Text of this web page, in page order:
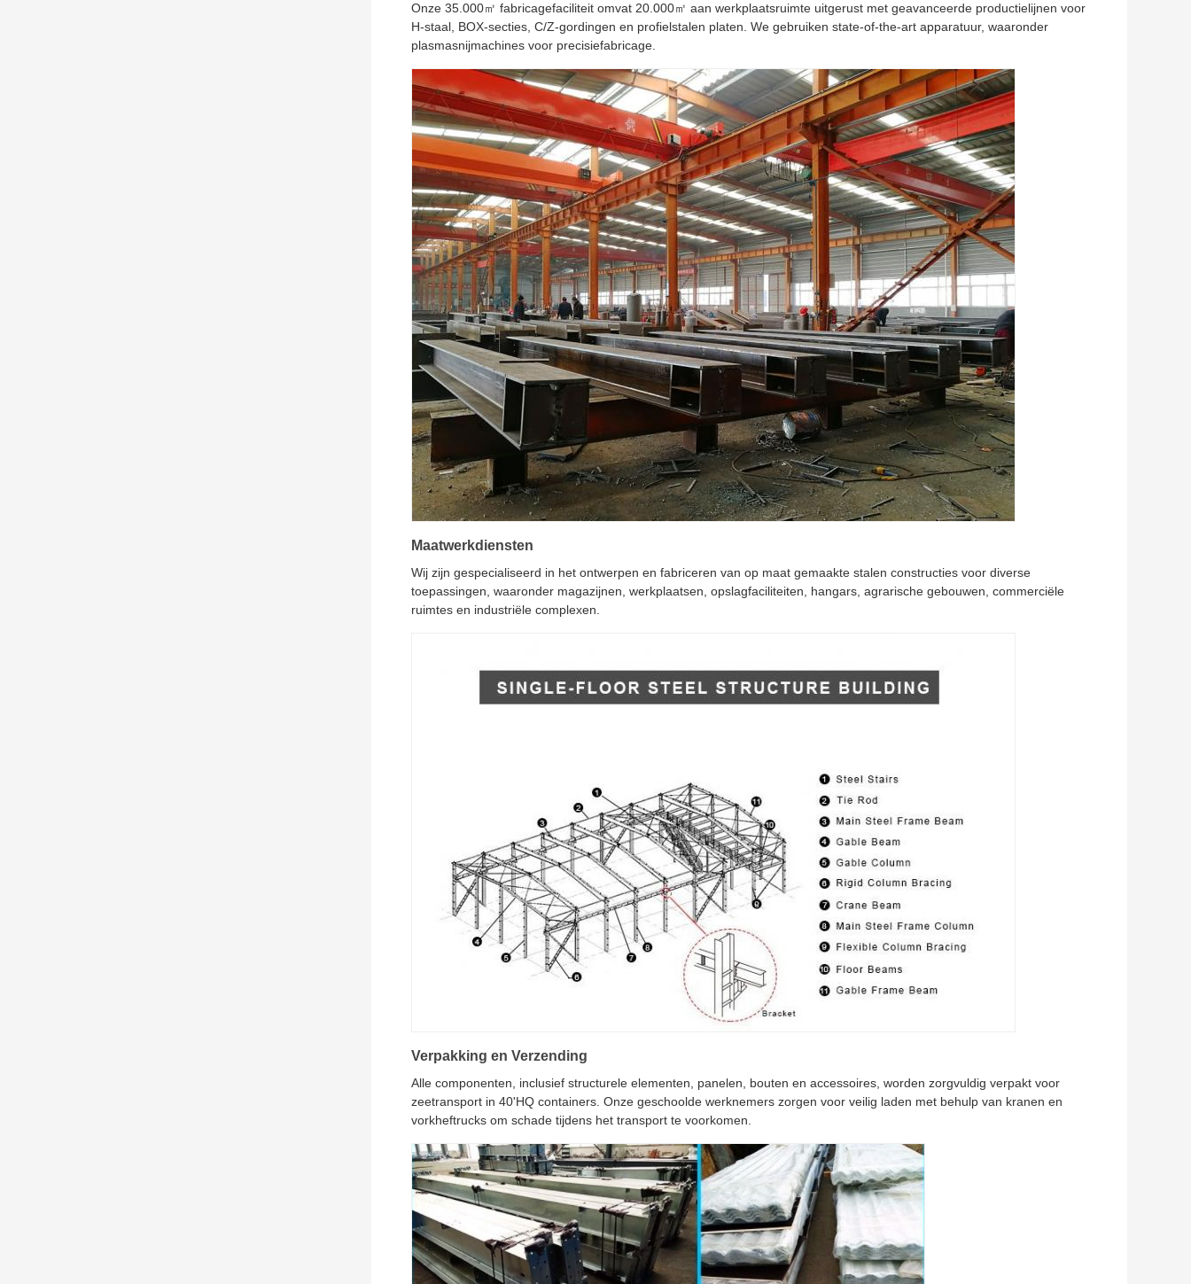
Onze 35.000㎡ fabricagefaciliteit omvat 20.000㎡ aan werkplaatsruimte uitgerust met geavanceerde productielijnen voor
H-staal, BOX-secties, C/Z-gordingen en profielstalen platen. We gebruiken state-of-the-art apparatuur, waaronder
plasmasnijmachines voor precisiefabricage.
Maatwerkdiensten
Wij zijn gespecialiseerd in het ontwerpen en fabriceren van op maat gemaakte stalen constructies voor diverse
toepassingen, waaronder magazijnen, werkplaatsen, opslagfaciliteiten, hangars, agrarische gebouwen, commerciële
ruimtes en industriële complexen.
Verpakking en Verzending
Alle componenten, inclusief structurele elementen, panelen, bouten en accessoires, worden zorgvuldig verpakt voor
zeetransport in 40'HQ containers. Onze geschoolde werknemers zorgen voor veilig laden met behulp van kranen en
vorkheftrucks om schade tijdens het transport te voorkomen.